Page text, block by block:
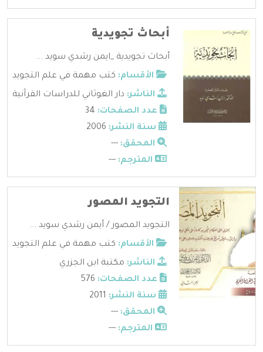
أبحاث تجويدية ‫‬
أبحاث تجويدية ‫‬_ايمن رشدي سويد ...
الأقسام: كتب مهمة في علم التجويد
الناشر: دار الغوثاني للدراسات القرآنية
عدد الصفحات:
سنة النشر:
المحقق: ---
المترجم: ---
التجويد المصور
التجويد المصور / أيمن رشدي سويد ...
الأقسام: كتب مهمة في علم التجويد
الناشر: مكتبة ابن الجزري
عدد الصفحات:
سنة النشر:
المحقق: ---
المترجم: ---